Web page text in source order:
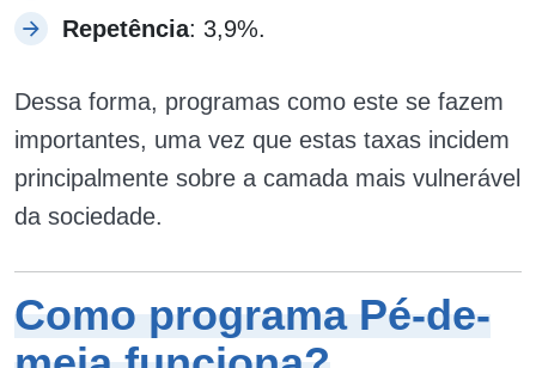
Repetência: 3,9%.
Dessa forma, programas como este se fazem
importantes, uma vez que estas taxas incidem
principalmente sobre a camada mais vulnerável
da sociedade.
Como programa Pé-de-